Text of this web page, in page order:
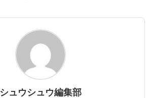
シュウシュウ編集部